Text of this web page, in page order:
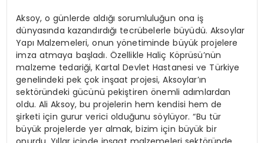
Aksoy, o günlerde aldığı sorumluluğun ona iş
dünyasında kazandırdığı tecrübelerle büyüdü. Aksoylar
Yapı Malzemeleri, onun yönetiminde büyük projelere
imza atmaya başladı. Özellikle Haliç Köprüsü’nün
malzeme tedariği, Kartal Devlet Hastanesi ve Türkiye
genelindeki pek çok inşaat projesi, Aksoylar’ın
sektöründeki gücünü pekiştiren önemli adımlardan
oldu. Ali Aksoy, bu projelerin hem kendisi hem de
şirketi için gurur verici olduğunu söylüyor. “Bu tür
büyük projelerde yer almak, bizim için büyük bir